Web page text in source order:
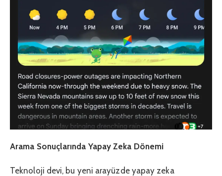
Arama Sonuçlarında Yapay Zeka Dönemi
Teknoloji devi, bu yeni arayüzde yapay zeka